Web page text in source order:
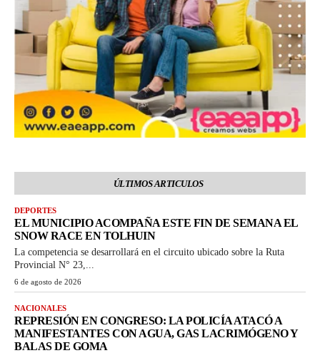
ÚLTIMOS ARTICULOS
DEPORTES
EL MUNICIPIO ACOMPAÑA ESTE FIN DE SEMANA EL
SNOW RACE EN TOLHUIN
La competencia se desarrollará en el circuito ubicado sobre la Ruta
Provincial N° 23,...
6 de agosto de 2026
NACIONALES
REPRESIÓN EN CONGRESO: LA POLICÍA ATACÓ A
MANIFESTANTES CON AGUA, GAS LACRIMÓGENO Y
BALAS DE GOMA